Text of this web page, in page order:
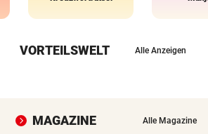
VORTEILSWELT Alle Anzeigen
MAGAZINE Alle Magazine